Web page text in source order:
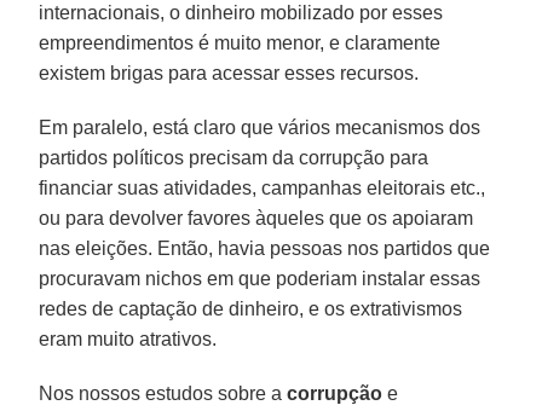
internacionais, o dinheiro mobilizado por esses
empreendimentos é muito menor, e claramente
existem brigas para acessar esses recursos.
Em paralelo, está claro que vários mecanismos dos
partidos políticos precisam da corrupção para
financiar suas atividades, campanhas eleitorais etc.,
ou para devolver favores àqueles que os apoiaram
nas eleições. Então, havia pessoas nos partidos que
procuravam nichos em que poderiam instalar essas
redes de captação de dinheiro, e os extrativismos
eram muito atrativos.
Nos nossos estudos sobre acorrupção e